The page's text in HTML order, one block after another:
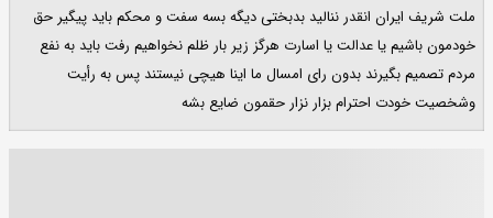
ملت شریف ایران انقدر ننالید بدبختی دیگه بسه سفت و محکم باید پیگیر حق
خودمون باشیم یا عدالت یا اسارت هرگز زیر بار ظلم نخواهیم رفت باید به نفع
مردم تصمیم بگیرند بدون رای امسال ما اینا هیچی نیستند پس به رأیت
وشخصیت خودت احترام بزار نزار حقمون ضایع بشه